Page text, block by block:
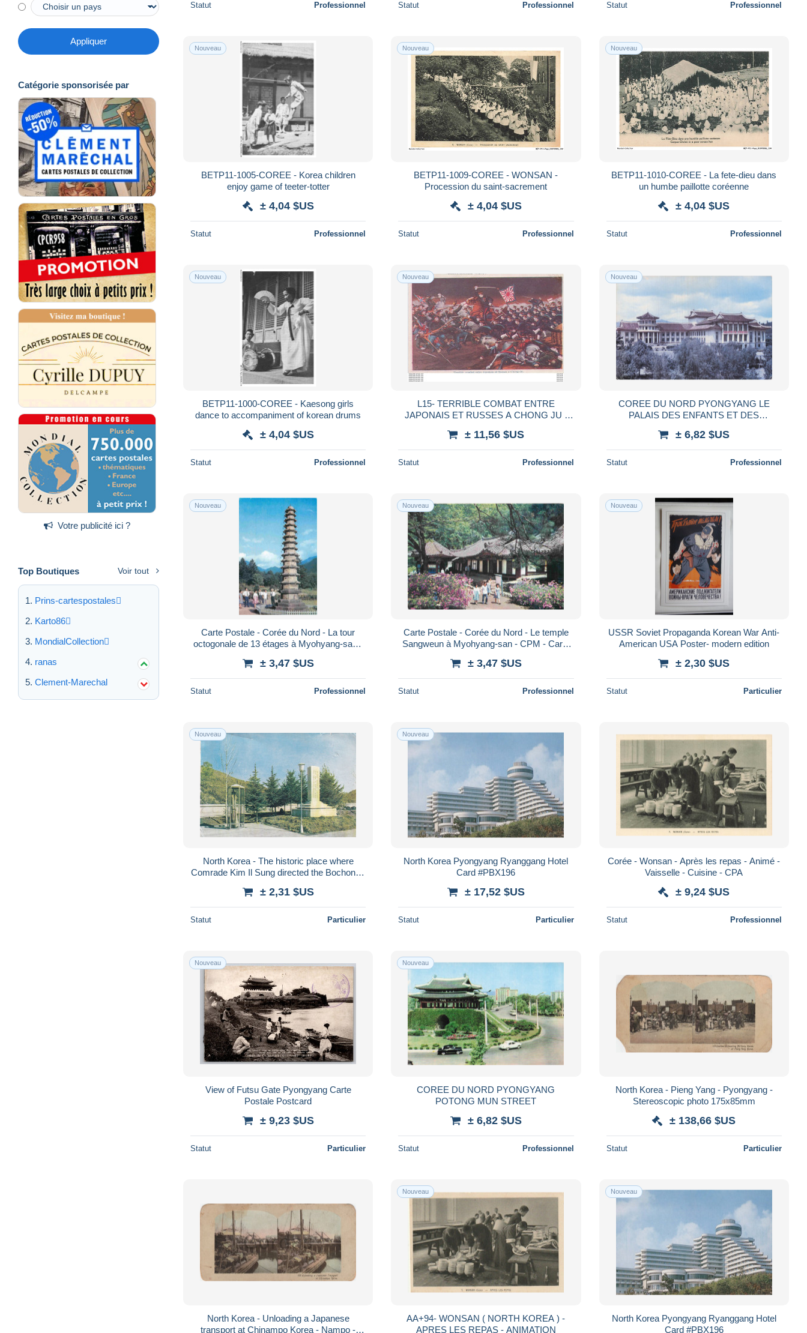
Appliquer
Catégorie sponsorisée par
Votre publicité ici ?
Top Boutiques Voir tout
Prins-cartespostales
Karto86
MondialCollection
ranas
Clement-Marechal
Statut Professionnel Statut Professionnel Statut Professionnel
Nouveau
BETP11-1005-COREE - Korea children
enjoy game of teeter-totter
± 4,04 $US
Statut Professionnel
Nouveau
BETP11-1009-COREE - WONSAN -
Procession du saint-sacrement
± 4,04 $US
Statut Professionnel
Nouveau
BETP11-1010-COREE - La fete-dieu dans
un humbe paillotte coréenne
± 4,04 $US
Statut Professionnel
Nouveau
BETP11-1000-COREE - Kaesong girls
dance to accompaniment of korean drums
± 4,04 $US
Statut Professionnel
Nouveau
L15- TERRIBLE COMBAT ENTRE
JAPONAIS ET RUSSES A CHONG JU -
± 11,56 $US
Statut Professionnel
Nouveau
COREE DU NORD PYONGYANG LE
PALAIS DES ENFANTS ET DES
± 6,82 $US
Statut Professionnel
Nouveau
Carte Postale - Corée du Nord - La tour
octogonale de 13 étages à Myohyang-san -
± 3,47 $US
Statut Professionnel
Nouveau
Carte Postale - Corée du Nord - Le temple
Sangweun à Myohyang-san - CPM - Carte
± 3,47 $US
Statut Professionnel
Nouveau
USSR Soviet Propaganda Korean War Anti-
American USA Poster- modern edition
± 2,30 $US
Statut Particulier
Nouveau
North Korea - The historic place where
Comrade Kim Il Sung directed the Bochonbo
± 2,31 $US
Statut Particulier
Nouveau
North Korea Pyongyang Ryanggang Hotel
Card #PBX196
± 17,52 $US
Statut Particulier
Corée - Wonsan - Après les repas - Animé -
Vaisselle - Cuisine - CPA
± 9,24 $US
Statut Professionnel
Nouveau
View of Futsu Gate Pyongyang Carte
Postale Postcard
± 9,23 $US
Statut Particulier
Nouveau
COREE DU NORD PYONGYANG
POTONG MUN STREET
± 6,82 $US
Statut Professionnel
North Korea - Pieng Yang - Pyongyang -
Stereoscopic photo 175x85mm
± 138,66 $US
Statut Particulier
North Korea - Unloading a Japanese
transport at Chinampo Korea - Nampo -
Nouveau
AA+94- WONSAN ( NORTH KOREA ) -
APRES LES REPAS - ANIMATION
Nouveau
North Korea Pyongyang Ryanggang Hotel
Card #PBX196